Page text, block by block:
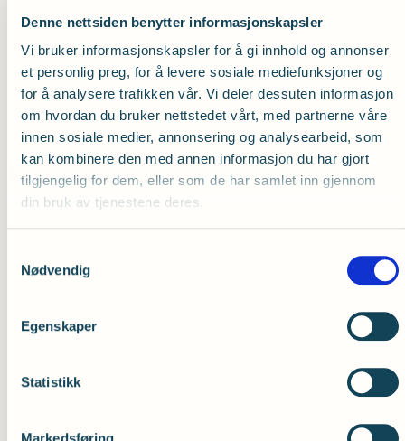
Denne nettsiden benytter informasjonskapsler
Vi bruker informasjonskapsler for å gi innhold og annonser
et personlig preg, for å levere sosiale mediefunksjoner og
for å analysere trafikken vår. Vi deler dessuten informasjon
om hvordan du bruker nettstedet vårt, med partnerne våre
innen sosiale medier, annonsering og analysearbeid, som
kan kombinere den med annen informasjon du har gjort
tilgjengelig for dem, eller som de har samlet inn gjennom
din bruk av tjenestene deres.
Nødvendig
Egenskaper
Statistikk
Markedsføring
Besøk oticon.no
Phonak
Leverandør av Phonak høreapparater
Telefon 96 09 86 00
Besøk ethero.no